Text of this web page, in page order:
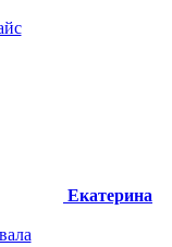
Екатерина